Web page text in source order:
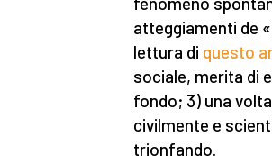
atteggiamenti de
lettura di questo
sociale, merita di
fondo; 3) una
civilmente e
trionfando.